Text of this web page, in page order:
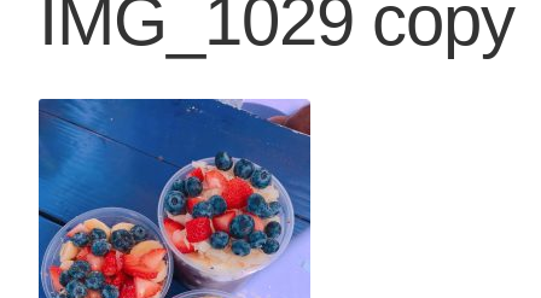
IMG_1029 copy